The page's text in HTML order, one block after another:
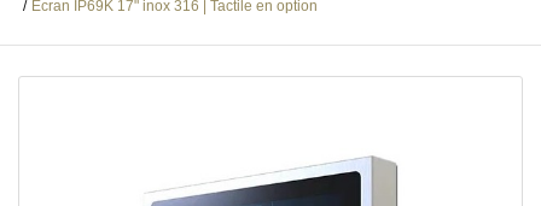
/ Ecran IP69K 17" inox 316 | Tactile en option